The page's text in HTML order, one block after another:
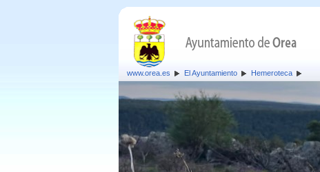
www.orea.es El Ayuntamiento Hemeroteca